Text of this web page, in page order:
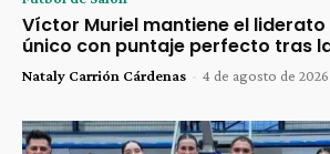
Víctor Muriel mantiene el liderato
único con puntaje perfecto tras
Nataly Carrión Cárdenas - 4 de agosto de 2026